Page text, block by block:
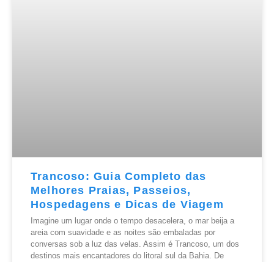
Trancoso: Guia Completo das
Melhores Praias, Passeios,
Hospedagens e Dicas de Viagem
Imagine um lugar onde o tempo desacelera, o mar beija a
areia com suavidade e as noites são embaladas por
conversas sob a luz das velas. Assim é Trancoso, um dos
destinos mais encantadores do litoral sul da Bahia. De